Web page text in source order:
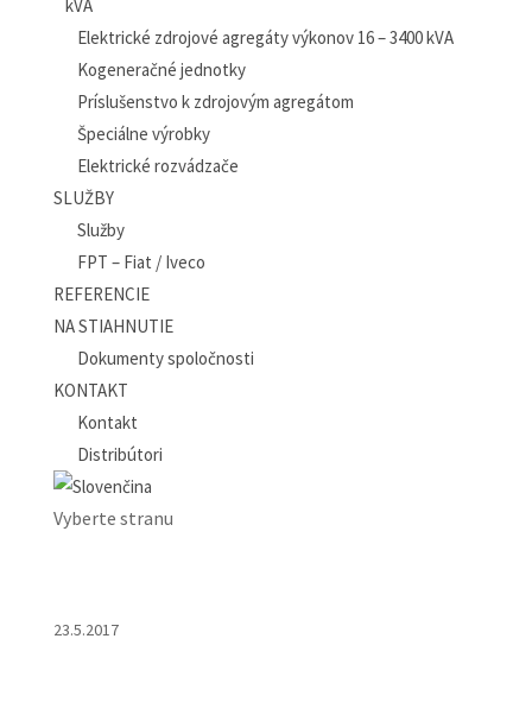
kVA
Elektrické zdrojové agregáty výkonov 16 – 3400 kVA
Kogeneračné jednotky
Príslušenstvo k zdrojovým agregátom
Špeciálne výrobky
Elektrické rozvádzače
SLUŽBY
Služby
FPT – Fiat / Iveco
REFERENCIE
NA STIAHNUTIE
Dokumenty spoločnosti
KONTAKT
Kontakt
Distribútori
Vyberte stranu
23.5.2017